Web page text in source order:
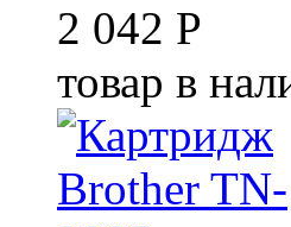
2 042 Р
товар в